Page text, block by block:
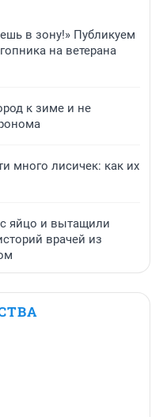
в зону!» Публикуем
на ветерана
к зиме и не
много лисичек: как их
яйцо и вытащили
врачей из